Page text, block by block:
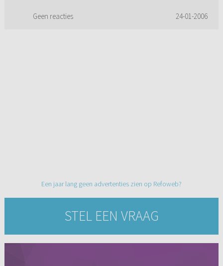
Geen reacties 24-01-2006
Een jaar lang geen advertenties zien op Refoweb?
STEL EEN VRAAG